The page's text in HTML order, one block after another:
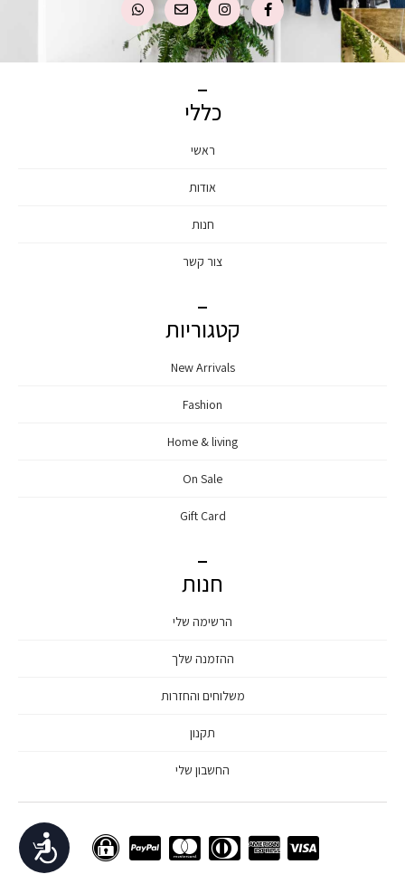
נגישות
כללי
ראשי
אודות
חנות
צור קשר
קטגוריות
New Arrivals
Fashion
Home & living
On Sale
Gift Card
חנות
הרשימה שלי
ההזמנה שלך
משלוחים והחזרות
תקנון
החשבון שלי